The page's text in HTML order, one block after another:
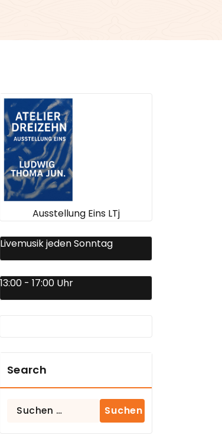
Ausstellung Eins LTj
Livemusik jeden Sonntag
13:00 - 17:00 Uhr
Search
Suchen